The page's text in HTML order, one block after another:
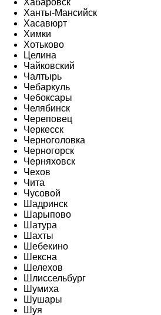
Хабаровск
Ханты-Мансийск
Хасавюрт
Химки
Хотьково
Целина
Чайковский
Чалтырь
Чебаркуль
Чебоксары
Челябинск
Череповец
Черкесск
Черноголовка
Черногорск
Черняховск
Чехов
Чита
Чусовой
Шадринск
Шарыпово
Шатура
Шахты
Шебекино
Шексна
Шелехов
Шлиссельбург
Шумиха
Шушары
Шуя